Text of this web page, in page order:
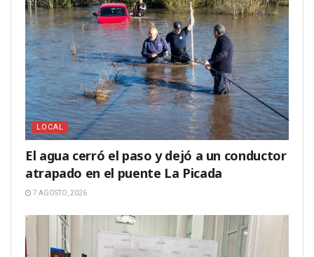
LOCAL
El agua cerró el paso y dejó a un conductor
atrapado en el puente La Picada
7 AGOSTO, 2026